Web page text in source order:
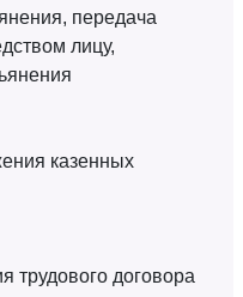
передача
лицу,
казенных
трудового договора